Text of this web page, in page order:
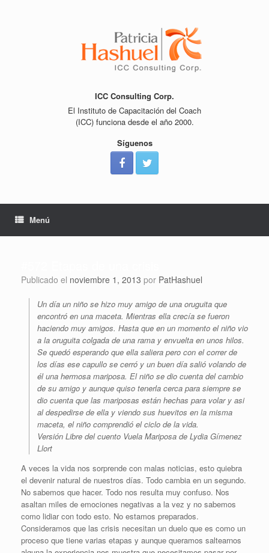
ICC Consulting Corp.
El Instituto de Capacitación del Coach
(ICC) funciona desde el año 2000.
Síguenos
Menú
Publicado el noviembre 1, 2013 por PatHashuel
Un día un niño se hizo muy amigo de una oruguita que
encontró en una maceta. Mientras ella crecía se fueron
haciendo muy amigos. Hasta que en un momento el niño vio
a la oruguita colgada de una rama y envuelta en unos hilos.
Se quedó esperando que ella saliera pero con el correr de
los días ese capullo se cerró y un buen día salió volando de
él una hermosa mariposa. El niño se dio cuenta del cambio
de su amigo y aunque quiso tenerla cerca para siempre se
dio cuenta que las mariposas están hechas para volar y asi
al despedirse de ella y viendo sus huevitos en la misma
maceta, el niño comprendió el ciclo de la vida.
Versión Libre del cuento Vuela Mariposa de Lydia Gímenez
Llort
A veces la vida nos sorprende con malas noticias, esto quiebra
el devenir natural de nuestros días. Todo cambia en un segundo.
No sabemos que hacer. Todo nos resulta muy confuso. Nos
asaltan miles de emociones negativas a la vez y no sabemos
como lidiar con todo esto. No estamos preparados.
Consideramos que las crisis necesitan un duelo que es como un
proceso que tiene varias etapas y aunque queramos saltearnos